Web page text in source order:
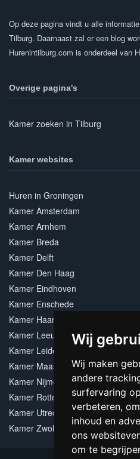
Wij
Wij maken
andere
surfervaring
verbeteren,
inhoud en
ons
om te
Op deze pagina vindt u alle
Tilburg. Daarnaast zal er een blog
Hurenintilburg.com is onderdeel van
Overige pagina's
Kamer zoeken in Tilburg
Kamer websites
Huren in Groningen
Kamer Amsterdam
Kamer Arnhem
Kamer Breda
Kamer Delft
Kamer Den Haag
Kamer Eindhoven
Kamer Enschede
Kamer Haarlem
Kamer Leeuwarden
Kamer Leiden
Kamer Maastricht
Kamer Nijmegen
Kamer Rotterdam
Kamer Utrecht
Kamer Zwolle